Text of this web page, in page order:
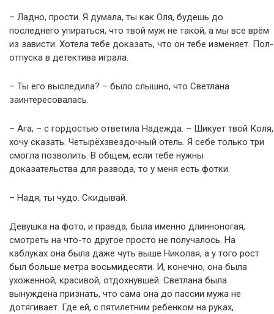
– Ладно, прости. Я думала, ты как Оля, будешь до
последнего упираться, что твой муж не такой, а мы все врём
из зависти. Хотела тебе доказать, что он тебе изменяет. Пол-
отпуска в детектива играла.
– Ты его выследила? – было слышно, что Светлана
заинтересовалась.
– Ага, – с гордостью ответила Надежда. – Шикует твой Коля,
хочу сказать. Четырёхзвездочный отель. Я себе только три
смогла позволить. В общем, если тебе нужны
доказательства для развода, то у меня есть фотки.
– Надя, ты чудо. Скидывай.
Девушка на фото, и правда, была именно длинноногая,
смотреть на что-то другое просто не получалось. На
каблуках она была даже чуть выше Николая, а у того рост
был больше метра восьмидесяти. И, конечно, она была
ухоженной, красивой, отдохнувшей. Светлана была
вынуждена признать, что сама она до пассии мужа не
дотягивает. Где ей, с пятилетним ребёнком на руках,